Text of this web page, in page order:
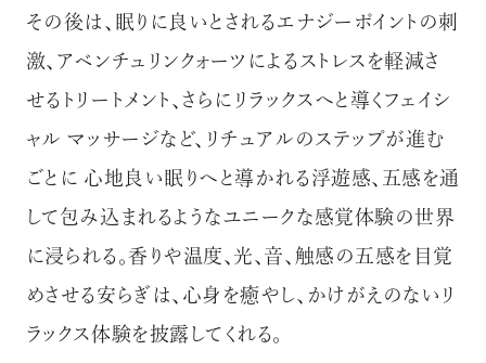
その後は、眠りに良いとされるエナジーポイントの刺
激、アベンチュリンクォーツによるストレスを軽減さ
せるトリートメント、さらにリラックスへと導くフェイシ
ャル マッサージなど、リチュアルのステップが進む
ごとに 心地良い眠りへと導かれる浮遊感、五感を通
して包み込まれるようなユニークな感覚体験の世界
に浸られる。香りや温度、光、音、触感の五感を目覚
めさせる安らぎは、心身を癒やし、かけがえのないリ
ラックス体験を披露してくれる。